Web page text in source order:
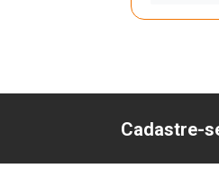
Cadastre-